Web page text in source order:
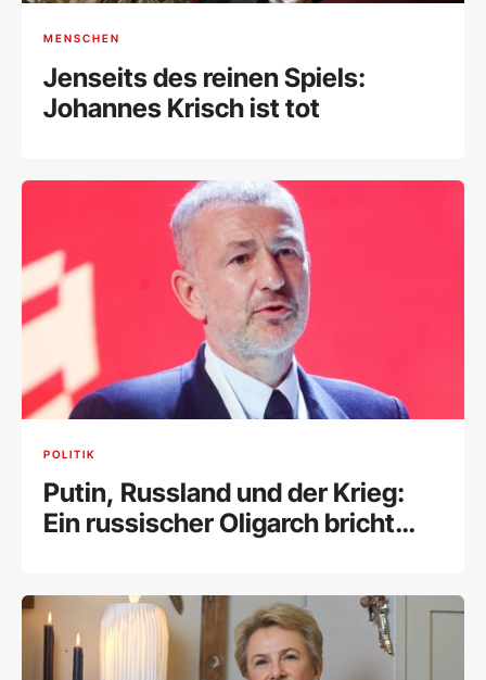
MENSCHEN
Jenseits des reinen Spiels:
Johannes Krisch ist tot
POLITIK
Putin, Russland und der Krieg:
Ein russischer Oligarch bricht